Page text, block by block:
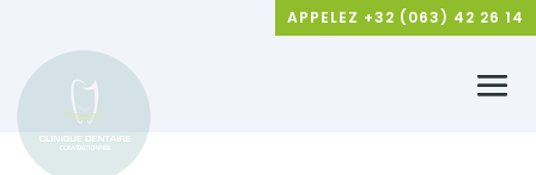
APPELEZ +32 (063) 42 26 14